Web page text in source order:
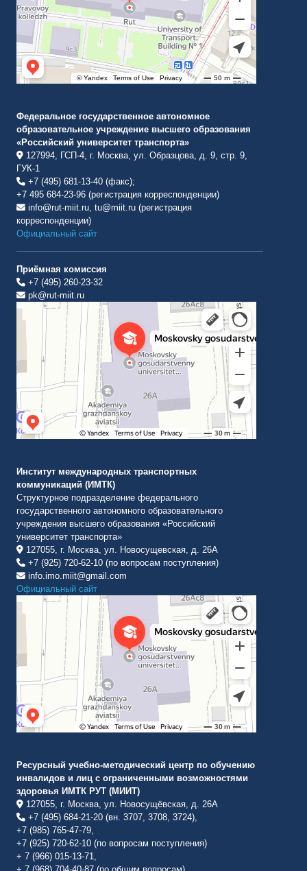
Федеральное государственное автономное
образовательное учреждение высшего образования
«Российский университет транспорта»
127994, ГСП-4, г. Москва, ул. Образцова, д. 9, стр. 9,
ГУК-1
+7 (495) 681-13-40 (факс);
+7 495 684-23-96 (регистрация корреспонденции)
info@rut-miit.ru, tu@miit.ru (регистрация
корреспонденции)
Официальный сайт
Приёмная комиссия
+7 (495) 260-23-32
pk@rut-miit.ru
Институт международных транспортных коммуникаций Рут
ВУЗ в Москве
Институт международных транспортных
коммуникаций (ИМТК)
Структурное подразделение федерального
государственного автономного образовательного
учреждения высшего образования «Российский
университет транспорта»
127055, г. Москва, ул. Новосущевская, д. 26А
+7 (925) 720-62-10 (по вопросам поступления)
info.imo.miit@gmail.com
Официальный сайт
Институт международных транспортных коммуникаций Рут
ВУЗ в Москве
Ресурсный учебно-методический центр по обучению
инвалидов и лиц с ограниченными возможностями
здоровья ИМТК РУТ (МИИТ)
127055, г. Москва, ул. Новосущёвская, д. 26А
+7 (495) 684-21-20 (вн. 3707, 3708, 3724),
+7 (985) 765-47-79,
+7 (925) 720-62-10 (по вопросам поступления)
+ 7 (966) 015-13-71,